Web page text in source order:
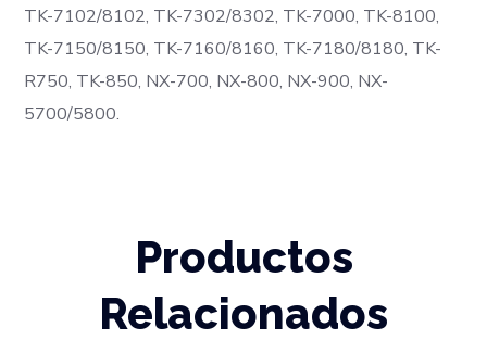
TK-7102/8102, TK-7302/8302, TK-7000, TK-8100,
TK-7150/8150, TK-7160/8160, TK-7180/8180, TK-
R750, TK-850, NX-700, NX-800, NX-900, NX-
5700/5800.
Productos
Relacionados